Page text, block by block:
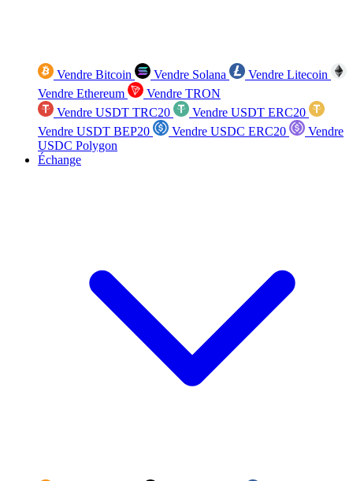
Vendre Bitcoin Vendre Solana
Vendre Litecoin
Vendre Ethereum
Vendre TRON
Vendre USDT TRC20
Vendre USDT ERC20
Vendre USDT BEP20
Vendre USDC ERC20
Vendre
USDC Polygon
Échange